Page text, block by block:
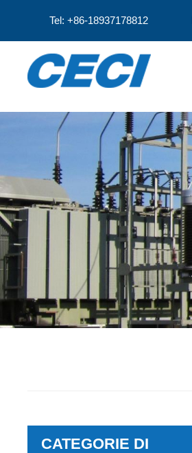
Tel: +86-18937178812
CATEGORIE DI